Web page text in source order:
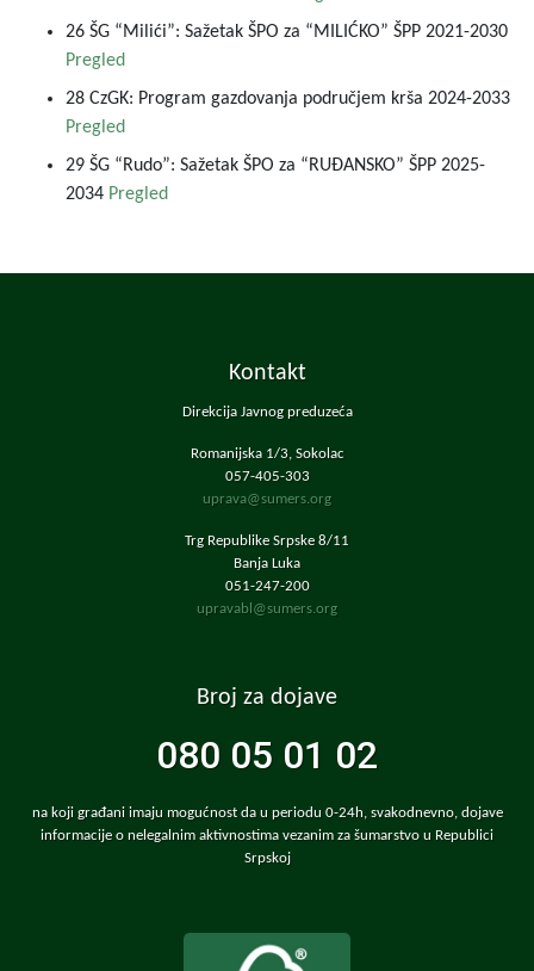
26 ŠG “Milići”: Sažetak ŠPO za “MILIĆKO” ŠPP 2021-2030
Pregled
28 CzGK: Program gazdovanja područjem krša 2024-2033
Pregled
29 ŠG “Rudo”: Sažetak ŠPO za “RUĐANSKO” ŠPP 2025-
2034 Pregled
Kontakt
Direkcija Javnog preduzeća
Romanijska 1/3, Sokolac
057-405-303
uprava@sumers.org
Trg Republike Srpske 8/11
Banja Luka
051-247-200
upravabl@sumers.org
Broj za dojave
080 05 01 02
na koji građani imaju mogućnost da u periodu 0-24h, svakodnevno, dojave
informacije o nelegalnim aktivnostima vezanim za šumarstvo u Republici
Srpskoj